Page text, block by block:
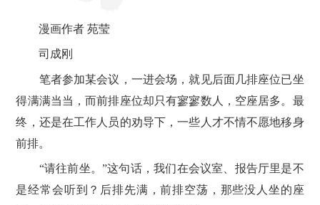
漫画作者 苑莹
司成刚
笔者参加某会议，一进会场，就见后面几排座位已坐
得满满当当，而前排座位却只有寥寥数人，空座居多。最
终，还是在工作人员的劝导下，一些人才不情不愿地移身
前排。
“请往前坐。”这句话，我们在会议室、报告厅里是不
是经常会听到？后排先满，前排空荡，那些没人坐的座